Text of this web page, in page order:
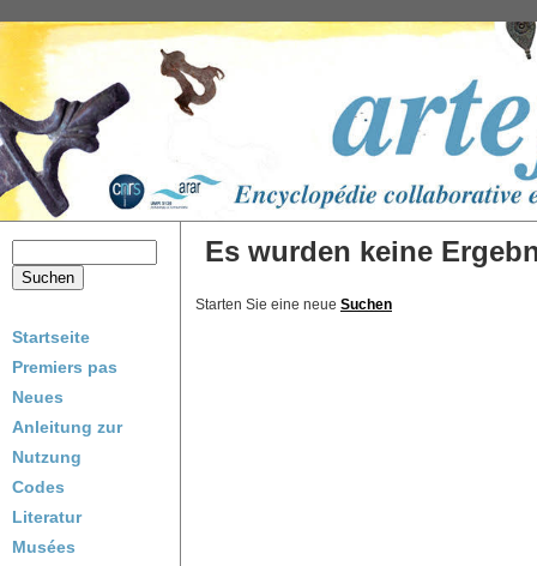
Startseite
Premiers pas
Neues
Anleitung zur
Nutzung
Codes
Literatur
Musées
Es wurden keine
Starten Sie eine neue Suchen